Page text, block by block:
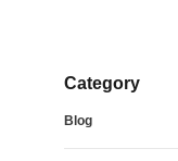
Category
Blog